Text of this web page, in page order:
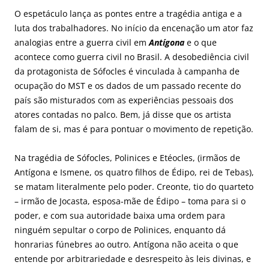
O espetáculo lança as pontes entre a tragédia antiga e a
luta dos trabalhadores. No início da encenação um ator faz
analogias entre a guerra civil emAntígona e o que
acontece como guerra civil no Brasil. A desobediência civil
da protagonista de Sófocles é vinculada à campanha de
ocupação do MST e os dados de um passado recente do
país são misturados com as experiências pessoais dos
atores contadas no palco. Bem, já disse que os artista
falam de si, mas é para pontuar o movimento de repetição.
Na tragédia de Sófocles, Polinices e Etéocles, (irmãos de
Antígona e Ismene, os quatro filhos de Édipo, rei de Tebas),
se matam literalmente pelo poder. Creonte, tio do quarteto
– irmão de Jocasta, esposa-mãe de Édipo – toma para si o
poder, e com sua autoridade baixa uma ordem para
ninguém sepultar o corpo de Polinices, enquanto dá
honrarias fúnebres ao outro. Antígona não aceita o que
entende por arbitrariedade e desrespeito às leis divinas, e